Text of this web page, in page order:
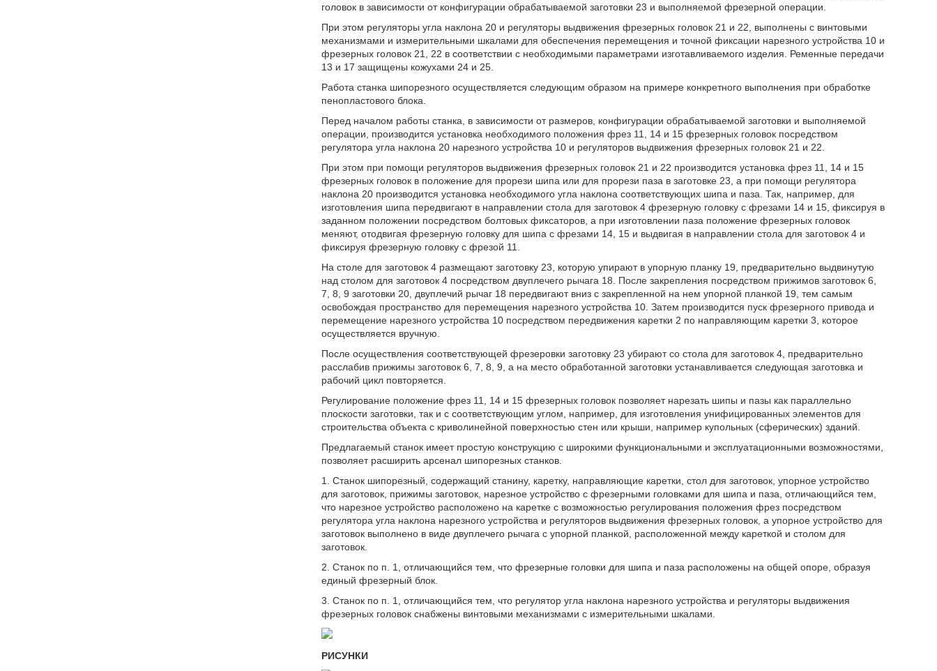
головок в зависимости от конфигурации обрабатываемой заготовки 23 и выполняемой фрезерной операции.
При этом регуляторы угла наклона 20 и регуляторы выдвижения фрезерных головок 21 и 22, выполнены с винтовыми
механизмами и измерительными шкалами для обеспечения перемещения и точной фиксации нарезного устройства 10 и
фрезерных головок 21, 22 в соответствии с необходимыми параметрами изготавливаемого изделия. Ременные передачи
13 и 17 защищены кожухами 24 и 25.
Работа станка шипорезного осуществляется следующим образом на примере конкретного выполнения при обработке
пенопластового блока.
Перед началом работы станка, в зависимости от размеров, конфигурации обрабатываемой заготовки и выполняемой
операции, производится установка необходимого положения фрез 11, 14 и 15 фрезерных головок посредством
регулятора угла наклона 20 нарезного устройства 10 и регуляторов выдвижения фрезерных головок 21 и 22.
При этом при помощи регуляторов выдвижения фрезерных головок 21 и 22 производится установка фрез 11, 14 и 15
фрезерных головок в положение для прорези шипа или для прорези паза в заготовке 23, а при помощи регулятора
наклона 20 производится установка необходимого угла наклона соответствующих шипа и паза. Так, например, для
изготовления шипа передвигают в направлении стола для заготовок 4 фрезерную головку с фрезами 14 и 15, фиксируя в
заданном положении посредством болтовых фиксаторов, а при изготовлении паза положение фрезерных головок
меняют, отодвигая фрезерную головку для шипа с фрезами 14, 15 и выдвигая в направлении стола для заготовок 4 и
фиксируя фрезерную головку с фрезой 11.
На столе для заготовок 4 размещают заготовку 23, которую упирают в упорную планку 19, предварительно выдвинутую
над столом для заготовок 4 посредством двуплечего рычага 18. После закрепления посредством прижимов заготовок 6,
7, 8, 9 заготовки 20, двуплечий рычаг 18 передвигают вниз с закрепленной на нем упорной планкой 19, тем самым
освобождая пространство для перемещения нарезного устройства 10. Затем производится пуск фрезерного привода и
перемещение нарезного устройства 10 посредством передвижения каретки 2 по направляющим каретки 3, которое
осуществляется вручную.
После осуществления соответствующей фрезеровки заготовку 23 убирают со стола для заготовок 4, предварительно
расслабив прижимы заготовок 6, 7, 8, 9, а на место обработанной заготовки устанавливается следующая заготовка и
рабочий цикл повторяется.
Регулирование положение фрез 11, 14 и 15 фрезерных головок позволяет нарезать шипы и пазы как параллельно
плоскости заготовки, так и с соответствующим углом, например, для изготовления унифицированных элементов для
строительства объекта с криволинейной поверхностью стен или крыши, например купольных (сферических) зданий.
Предлагаемый станок имеет простую конструкцию с широкими функциональными и эксплуатационными возможностями,
позволяет расширить арсенал шипорезных станков.
1. Станок шипорезный, содержащий станину, каретку, направляющие каретки, стол для заготовок, упорное устройство
для заготовок, прижимы заготовок, нарезное устройство с фрезерными головками для шипа и паза, отличающийся тем,
что нарезное устройство расположено на каретке с возможностью регулирования положения фрез посредством
регулятора угла наклона нарезного устройства и регуляторов выдвижения фрезерных головок, а упорное устройство для
заготовок выполнено в виде двуплечего рычага с упорной планкой, расположенной между кареткой и столом для
заготовок.
2. Станок по п. 1, отличающийся тем, что фрезерные головки для шипа и паза расположены на общей опоре, образуя
единый фрезерный блок.
3. Станок по п. 1, отличающийся тем, что регулятор угла наклона нарезного устройства и регуляторы выдвижения
фрезерных головок снабжены винтовыми механизмами с измерительными шкалами.
РИСУНКИ